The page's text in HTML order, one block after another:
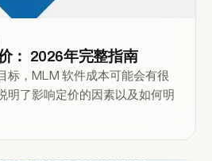
： 2026年完整指南
标，MLM 软件成本可能会有很
明了影响定价的因素以及如何明